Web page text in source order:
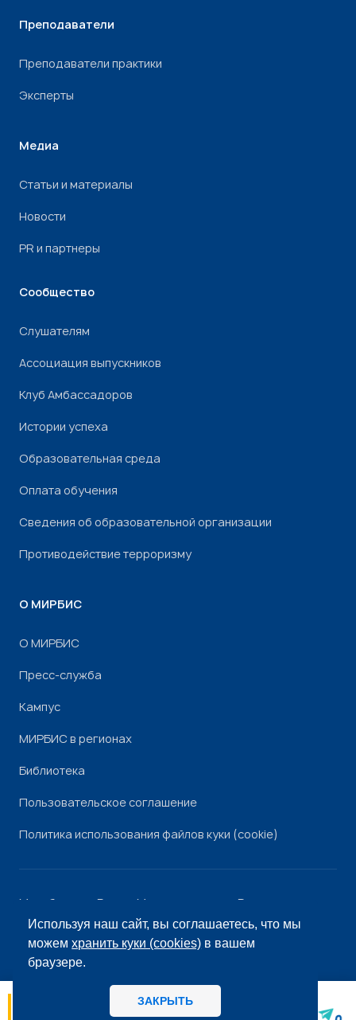
Используя наш сайт, вы соглашаетесь, что мы
можемхранить куки (cookies) в вашем
браузере.
ЗАКРЫТЬ
Преподаватели
Преподаватели практики
Эксперты
Медиа
Статьи и материалы
Новости
PR и партнеры
Сообщество
Слушателям
Ассоциация выпускников
Клуб Амбассадоров
Истории успеха
Образовательная среда
Оплата обучения
Сведения об образовательной организации
Противодействие терроризму
О МИРБИС
О МИРБИС
Пресс-служба
Кампус
МИРБИС в регионах
Библиотека
Пользовательское соглашение
Политика использования файлов куки (cookie)
Минобрнауки России Минпросвещения России
РоскомнадзорРособрнадзор
© «МИРБИС», 2026